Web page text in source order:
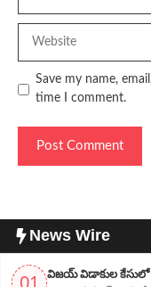
Save my name,
time I comment.
News Wire
విజ‌య్ విడాకుల కేసులో